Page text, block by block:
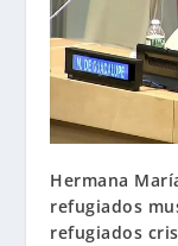
Hermana
refugiados
refugiados